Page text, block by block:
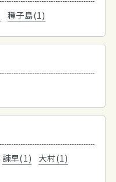
種子島(1)
諫早(1)
大村(1)